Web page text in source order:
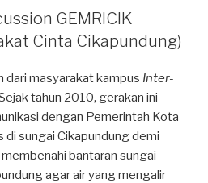
GEMRICIK
Cinta Cikapundung)
dari masyarakat kampus Inter-
tahun 2010, gerakan ini
dengan Pemerintah Kota
di sungai Cikapundung demi
bantaran sungai
agar air yang mengalir